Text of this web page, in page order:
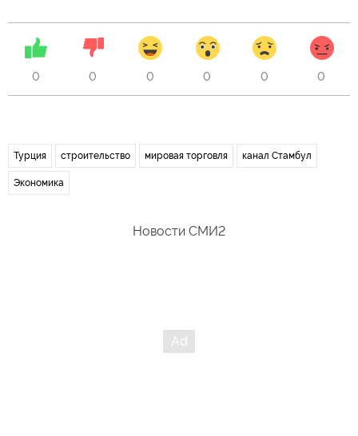
0 0 0 0 0 0
Турция строительство мировая торговля канал Стамбул
Экономика
Новости СМИ2